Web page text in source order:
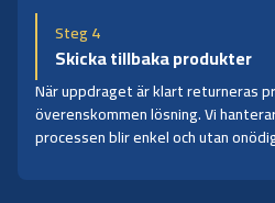
Steg 4
Skicka tillbaka produkter
När uppdraget är klart returneras
överenskommen lösning. Vi
processen blir enkel och utan